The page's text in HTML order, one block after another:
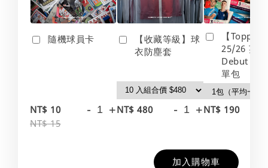
隨機球員卡
NT$ 10
NT$ 15
- +
【收藏等級】球
衣防塵套
NT$ 480 - +
【Topps】
25/26 英
Debut
單包
NT$ 190
加入購物車